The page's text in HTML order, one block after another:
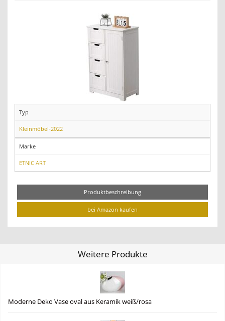
Typ
Kleinmöbel-2022
Marke
ETNIC ART
Produktbeschreibung
bei Amazon kaufen
Weitere Produkte
Moderne Deko Vase oval aus Keramik weiß/rosa